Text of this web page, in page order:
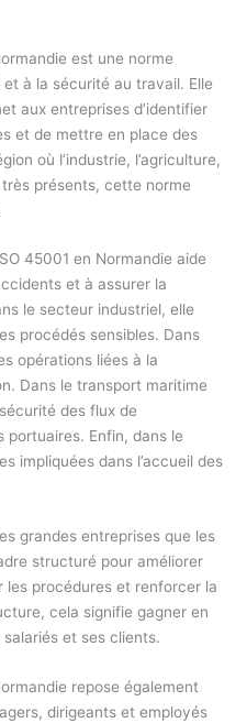
est une norme
à la sécurité au travail. Elle
aux entreprises d’identifier
et de mettre en place des
où l’industrie, l’agriculture,
présents, cette norme
45001 en Normandie aide
et à assurer la
le secteur industriel, elle
procédés sensibles. Dans
opérations liées à la
Dans le transport maritime
des flux de
portuaires. Enfin, dans le
impliquées dans l’accueil des
grandes entreprises que les
structuré pour améliorer
les procédures et renforcer la
cela signifie gagner en
et ses clients.
repose également
dirigeants et employés